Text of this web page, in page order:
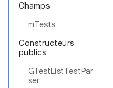
Champs
mTests
Constructeurs
publics
GTestListTestPar
ser